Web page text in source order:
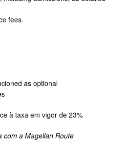
fees.
as optional
à taxa em vigor de 23%
com a Magellan Route